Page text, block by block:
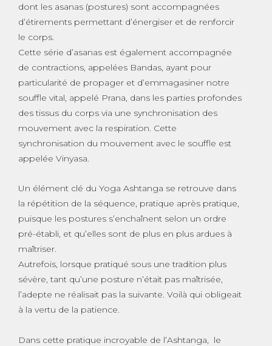
dont les asanas (postures) sont accompagnées
d’étirements permettant d’énergiser et de renforcir
le corps.
Cette série d’asanas est également accompagnée
de contractions, appelées Bandas, ayant pour
particularité de propager et d’emmagasiner notre
souffle vital, appelé Prana, dans les parties profondes
des tissus du corps via une synchronisation des
mouvement avec la respiration. Cette
synchronisation du mouvement avec le souffle est
appelée Vinyasa.
Un élément clé du Yoga Ashtanga se retrouve dans
la répétition de la séquence, pratique après pratique,
puisque les postures s’enchaînent selon un ordre
pré-établi, et qu’elles sont de plus en plus ardues à
maîtriser.
Autrefois, lorsque pratiqué sous une tradition plus
sévère, tant qu’une posture n’était pas maîtrisée,
l’adepte ne réalisait pas la suivante. Voilà qui obligeait
à la vertu de la patience.
Dans cette pratique incroyable de l’Ashtanga, le